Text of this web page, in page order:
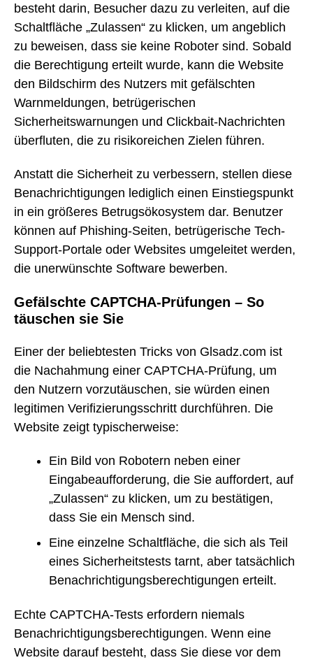
besteht darin, Besucher dazu zu verleiten, auf die
Schaltfläche „Zulassen“ zu klicken, um angeblich
zu beweisen, dass sie keine Roboter sind. Sobald
die Berechtigung erteilt wurde, kann die Website
den Bildschirm des Nutzers mit gefälschten
Warnmeldungen, betrügerischen
Sicherheitswarnungen und Clickbait-Nachrichten
überfluten, die zu risikoreichen Zielen führen.
Anstatt die Sicherheit zu verbessern, stellen diese
Benachrichtigungen lediglich einen Einstiegspunkt
in ein größeres Betrugsökosystem dar. Benutzer
können auf Phishing-Seiten, betrügerische Tech-
Support-Portale oder Websites umgeleitet werden,
die unerwünschte Software bewerben.
Gefälschte CAPTCHA-Prüfungen – So
täuschen sie Sie
Einer der beliebtesten Tricks von Glsadz.com ist
die Nachahmung einer CAPTCHA-Prüfung, um
den Nutzern vorzutäuschen, sie würden einen
legitimen Verifizierungsschritt durchführen. Die
Website zeigt typischerweise:
Ein Bild von Robotern neben einer
Eingabeaufforderung, die Sie auffordert, auf
„Zulassen“ zu klicken, um zu bestätigen,
dass Sie ein Mensch sind.
Eine einzelne Schaltfläche, die sich als Teil
eines Sicherheitstests tarnt, aber tatsächlich
Benachrichtigungsberechtigungen erteilt.
Echte CAPTCHA-Tests erfordern niemals
Benachrichtigungsberechtigungen. Wenn eine
Website darauf besteht, dass Sie diese vor dem